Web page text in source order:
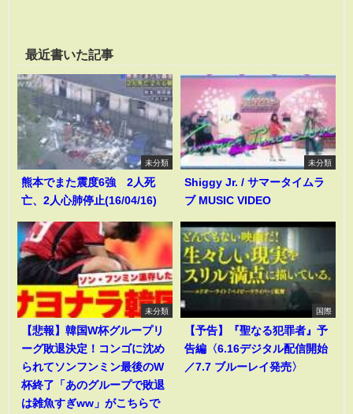
最近書いた記事
未分類
熊本でまた震度6強 2人死
亡、2人心肺停止(16/04/16)
未分類
Shiggy Jr. / サマータイムラ
ブ MUSIC VIDEO
未分類
【悲報】韓国W杯グループリ
ーグ敗退決定！コンゴに沈め
られてソンフンミン最後のW
杯終了「あのグループで敗退
は雑魚すぎww」がこちらで
国際
【予告】『聖なる犯罪者』予
告編〈6.16デジタル配信開始
／7.7 ブルーレイ発売〉